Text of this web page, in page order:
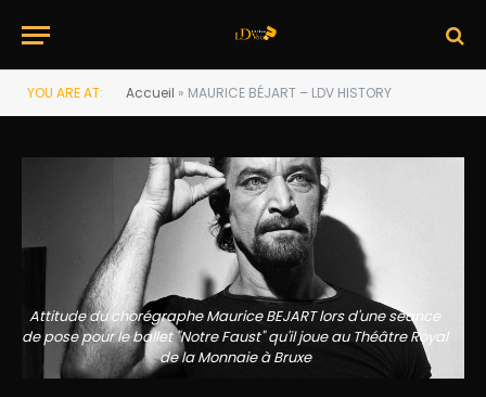
YOU ARE AT: Accueil » MAURICE BÉJART – LDV HISTORY
Attitude du chorégraphe Maurice BEJART lors d'une séance
de pose pour le ballet "Notre Faust" qu'il joue au Théâtre Royal
de la Monnaie à Bruxe